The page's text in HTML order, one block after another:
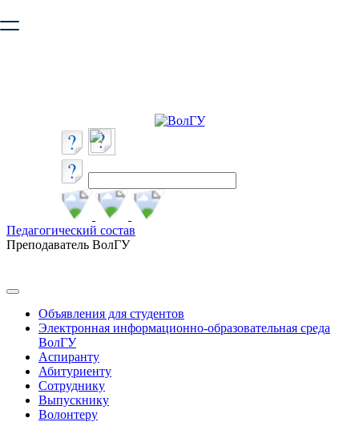
безопасную работу с сайтом. Пожалуйста
Педагогический состав
Преподаватель ВолГУ
Объявления для студентов
Электронная информационно-образовательная среда
ВолГУ
Аспиранту
Абитуриенту
Сотруднику
Выпускнику
Волонтеру